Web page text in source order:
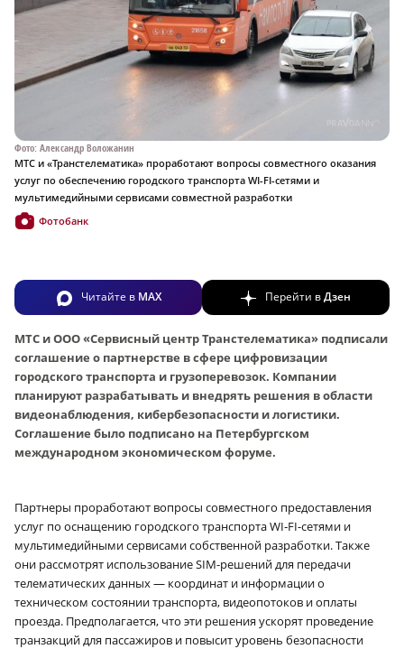
Фото: Александр Воложанин
МТС и «Транстелематика» проработают вопросы совместного оказания
услуг по обеспечению городского транспорта WI-FI-сетями и
мультимедийными сервисами совместной разработки
Фотобанк
Читайте в MAX Перейти вДзен
МТС и ООО «Сервисный центр Транстелематика» подписали
соглашение о партнерстве в сфере цифровизации
городского транспорта и грузоперевозок. Компании
планируют разрабатывать и внедрять решения в области
видеонаблюдения, кибербезопасности и логистики.
Соглашение было подписано на Петербургском
международном экономическом форуме.
Партнеры проработают вопросы совместного предоставления
услуг по оснащению городского транспорта WI‑FI-сетями и
мультимедийными сервисами собственной разработки. Также
они рассмотрят использование SIM-решений для передачи
телематических данных — координат и информации о
техническом состоянии транспорта, видеопотоков и оплаты
проезда. Предполагается, что эти решения ускорят проведение
транзакций для пассажиров и повысит уровень безопасности